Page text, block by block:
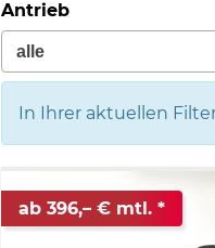
Antrieb
In Ihrer aktuellen
ab 396,– € mtl.